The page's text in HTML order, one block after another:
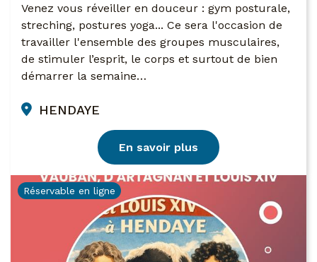
Venez vous réveiller en douceur : gym posturale,
streching, postures yoga... Ce sera l'occasion de
travailler l'ensemble des groupes musculaires,
de stimuler l’esprit, le corps et surtout de bien
démarrer la semaine…
HENDAYE
En savoir plus
Réservable en ligne